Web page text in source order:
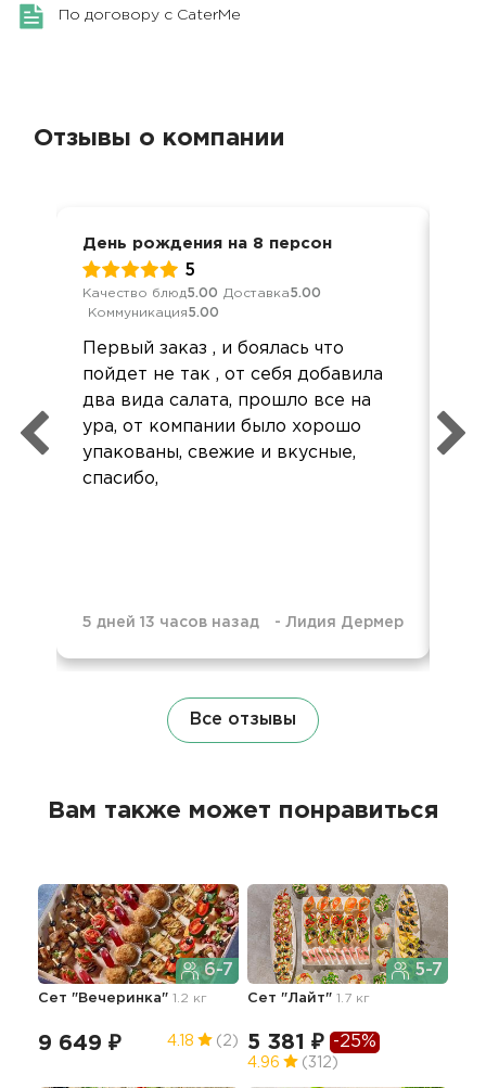
По договору с CaterMe
Отзывы о компании
День рождения на 8 персон
5
Качество блюд5.00 Доставка5.00
Коммуникация5.00
Первый заказ , и боялась что
пойдет не так , от себя добавила
два вида салата, прошло все на
ура, от компании было хорошо
упакованы, свежие и вкусные,
спасибо,
5 дней 13 часов назад - Лидия Дермер
Все отзывы
Вам также может понравиться
6-7
Сет "Вечеринка" 1.2 кг
9 649 ₽ 4.18 (2)
5-7
Сет "Лайт" 1.7 кг
5 381 ₽ -25%
4.96 (312)